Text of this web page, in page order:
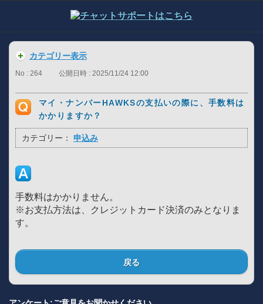
カテゴリー表示
No : 264 公開日時 : 2025/11/24 12:00
マイ・ナンバーHAWKSの支払いの際に、手数料は
かかりますか？
カテゴリー： 申込み
手数料はかかりません。
※お支払方法は、クレジットカード決済のみとなりま
す。
戻る